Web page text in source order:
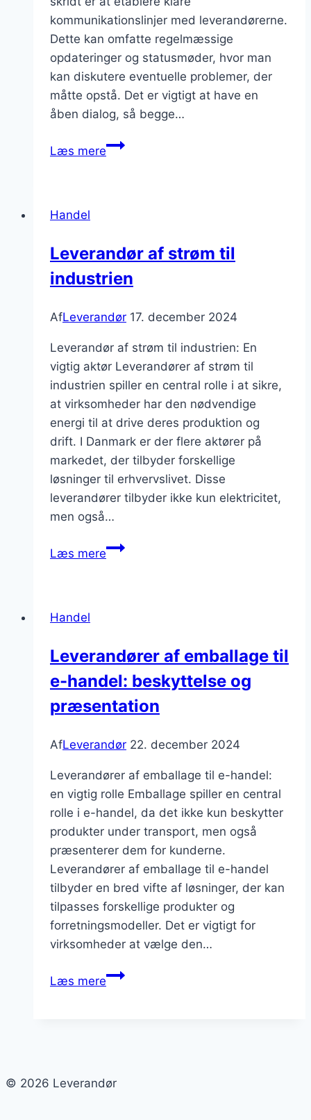
kommunikationslinjer med leverandørerne.
Dette kan omfatte regelmæssige
opdateringer og statusmøder, hvor man
kan diskutere eventuelle problemer, der
måtte opstå. Det er vigtigt at have en
åben dialog, så begge…
Læs mereHvordan
Handel
Leverandør af strøm til
industrien
AfLeverandør 17. december 2024
Leverandør af strøm til industrien: En
vigtig aktør Leverandører af strøm til
industrien spiller en central rolle i at sikre,
at virksomheder har den nødvendige
energi til at drive deres produktion og
drift. I Danmark er der flere aktører på
markedet, der tilbyder forskellige
løsninger til erhvervslivet. Disse
leverandører tilbyder ikke kun elektricitet,
men også…
Læs mereLeverandør
Handel
Leverandører af emballage til
e-handel: beskyttelse og
præsentation
AfLeverandør 22. december 2024
Leverandører af emballage til e-handel:
en vigtig rolle Emballage spiller en central
rolle i e-handel, da det ikke kun beskytter
produkter under transport, men også
præsenterer dem for kunderne.
Leverandører af emballage til e-handel
tilbyder en bred vifte af løsninger, der kan
tilpasses forskellige produkter og
forretningsmodeller. Det er vigtigt for
virksomheder at vælge den…
Læs mereLeverandører
beskyttelse
© 2026 Leverandør